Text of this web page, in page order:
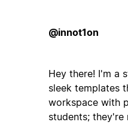
@innot1on
Hey there! I'm a
sleek templates
workspace with
students; they're